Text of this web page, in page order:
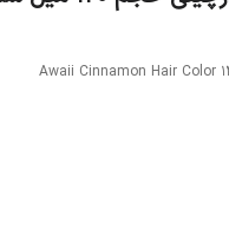
Awaii Cinnamon Hair Color